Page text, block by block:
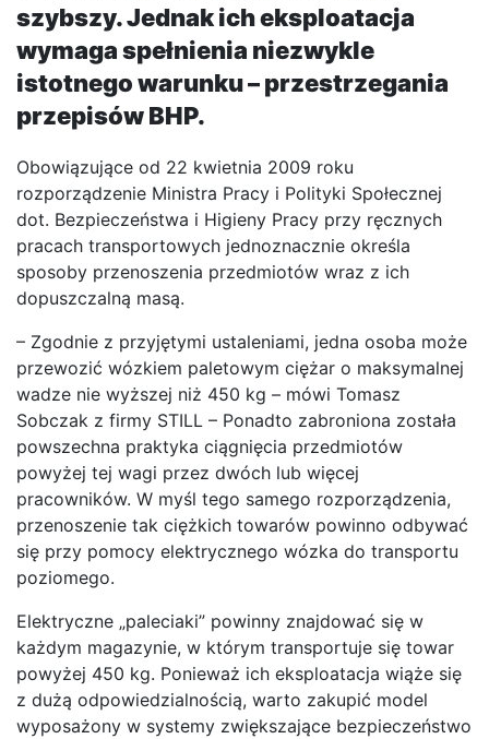
szybszy. Jednak ich eksploatacja
wymaga spełnienia niezwykle
istotnego warunku – przestrzegania
przepisów BHP.
Obowiązujące od 22 kwietnia 2009 roku
rozporządzenie Ministra Pracy i Polityki Społecznej
dot. Bezpieczeństwa i Higieny Pracy przy ręcznych
pracach transportowych jednoznacznie określa
sposoby przenoszenia przedmiotów wraz z ich
dopuszczalną masą.
– Zgodnie z przyjętymi ustaleniami, jedna osoba może
przewozić wózkiem paletowym ciężar o maksymalnej
wadze nie wyższej niż 450 kg – mówi Tomasz
Sobczak z firmy STILL – Ponadto zabroniona została
powszechna praktyka ciągnięcia przedmiotów
powyżej tej wagi przez dwóch lub więcej
pracowników. W myśl tego samego rozporządzenia,
przenoszenie tak ciężkich towarów powinno odbywać
się przy pomocy elektrycznego wózka do transportu
poziomego.
Elektryczne „paleciaki” powinny znajdować się w
każdym magazynie, w którym transportuje się towar
powyżej 450 kg. Ponieważ ich eksploatacja wiąże się
z dużą odpowiedzialnością, warto zakupić model
wyposażony w systemy zwiększające bezpieczeństwo